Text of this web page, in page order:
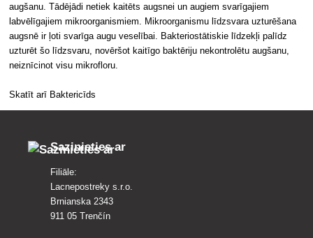
augšanu. Tādējādi netiek kaitēts augsnei un augiem svarīgajiem
labvēlīgajiem mikroorganismiem. Mikroorganismu līdzsvara uzturēšana
augsnē ir ļoti svarīga augu veselībai. Bakteriostātiskie līdzekļi palīdz
uzturēt šo līdzsvaru, novēršot kaitīgo baktēriju nekontrolētu augšanu,
neiznīcinot visu mikrofloru.
Skatīt arī Baktericīds
Sazinieties ar
Filiāle:
Lacnepostreky s.r.o.
Brnianska 2343
911 05 Trenčín